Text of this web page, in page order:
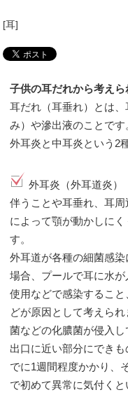
[耳]
子供の耳だれから考えら
耳だれ（耳垂れ）とは
み）や滲出液のことで
外耳炎と中耳炎という2
外耳炎（外耳道炎
伴うことや耳垂れ、耳
によって顎が動かしに
す。
外耳道が各種の細菌感
場合、プールで耳に水
使用などで感染するこ
どが原因として考えら
菌などの化膿菌が侵入
出口に近い部分にでき
でに1週間程度かかり、
で初めて異常に気付く